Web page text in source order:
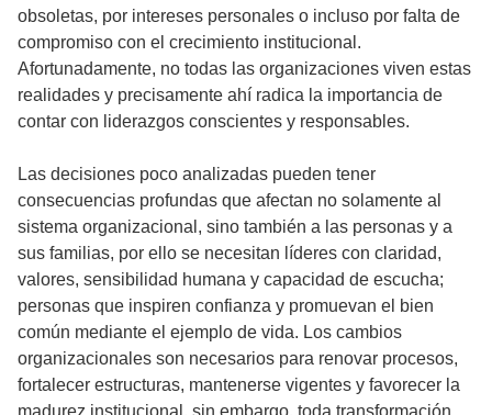
obsoletas, por intereses personales o incluso por falta de
compromiso con el crecimiento institucional.
Afortunadamente, no todas las organizaciones viven estas
realidades y precisamente ahí radica la importancia de
contar con liderazgos conscientes y responsables.
Las decisiones poco analizadas pueden tener
consecuencias profundas que afectan no solamente al
sistema organizacional, sino también a las personas y a
sus familias, por ello se necesitan líderes con claridad,
valores, sensibilidad humana y capacidad de escucha;
personas que inspiren confianza y promuevan el bien
común mediante el ejemplo de vida. Los cambios
organizacionales son necesarios para renovar procesos,
fortalecer estructuras, mantenerse vigentes y favorecer la
madurez institucional, sin embargo, toda transformación